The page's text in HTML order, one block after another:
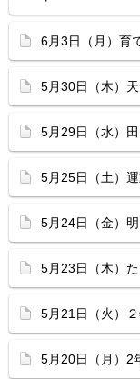
6月3日（月）
5月30日（木）
5月29日（水）
5月25日（土）
5月24日（金）明
5月23日（木）
5月21日（火）
5月20日（月）2